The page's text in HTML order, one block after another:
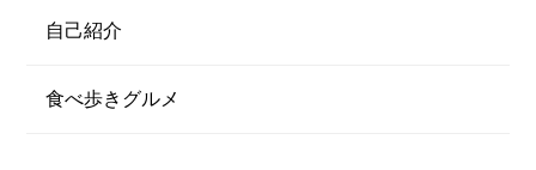
自己紹介
食べ歩きグルメ